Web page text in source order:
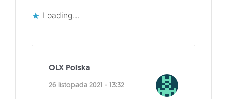
Loading...
OLX Polska
26 listopada 2021 - 13:32